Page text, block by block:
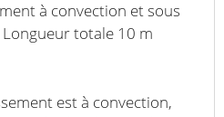
à convection et sous
totale 10 m
est à convection,